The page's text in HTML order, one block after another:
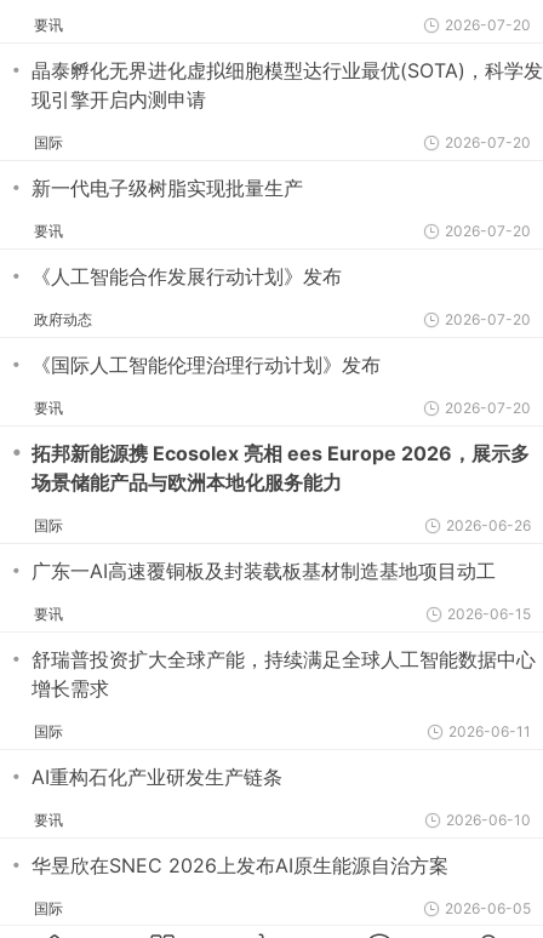
要讯 2026-07-20
・ 晶泰孵化无界进化虚拟细胞模型达行业最优(SOTA)，科学发
现引擎开启内测申请
国际 2026-07-20
・ 新一代电子级树脂实现批量生产
要讯 2026-07-20
・ 《人工智能合作发展行动计划》发布
政府动态 2026-07-20
・ 《国际人工智能伦理治理行动计划》发布
要讯 2026-07-20
・ 拓邦新能源携 Ecosolex 亮相 ees Europe 2026，展示多
场景储能产品与欧洲本地化服务能力
国际 2026-06-26
・ 广东一AI高速覆铜板及封装载板基材制造基地项目动工
要讯 2026-06-15
・ 舒瑞普投资扩大全球产能，持续满足全球人工智能数据中心
增长需求
国际 2026-06-11
・ AI重构石化产业研发生产链条
要讯 2026-06-10
・ 华昱欣在SNEC 2026上发布AI原生能源自治方案
国际 2026-06-05